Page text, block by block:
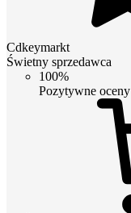
Cdkeymarkt
Świetny sprzedawca
100%
Pozytywne oceny